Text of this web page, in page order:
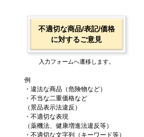
不適切な商品/表記/価格
に対するご意見
入力フォームへ遷移します。
例
・違法な商品（危険物など）
・不当な二重価格など
（景品表示法違反）
・不適切な表現
（薬機法、健康増進法違反等）
・不適切な文字列（キーワード等）